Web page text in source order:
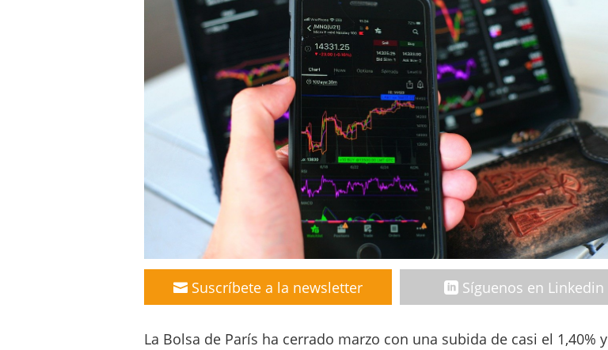
Suscríbete a la newsletter Síguenos en Linkedin
La Bolsa de París ha cerrado marzo con una subida de casi el 1,40% y